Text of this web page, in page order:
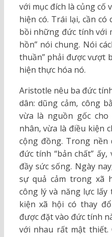
với mục đích là củng
hiện có. Trái lại, cần
bồi những đức tính với
hồn” nói chung. Nói
thuần” phải được vượt
hiện thực hóa nó.
Aristotle nêu ba đức
dân: dũng cảm, công
vừa là nguồn gốc
nhân, vừa là điều kiện
cộng đồng. Trong
đức tính “bản chất”
đầy sức sống. Ngày
sự quả cảm trong xã
công lý và năng lực
kiện xã hội có thay
được đặt vào đức tính
với nhau rất mật thiết.